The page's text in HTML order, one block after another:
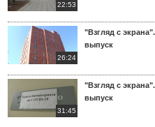
22:53
26:24
"Взгляд с
выпуск
31:45
"Взгляд с
выпуск